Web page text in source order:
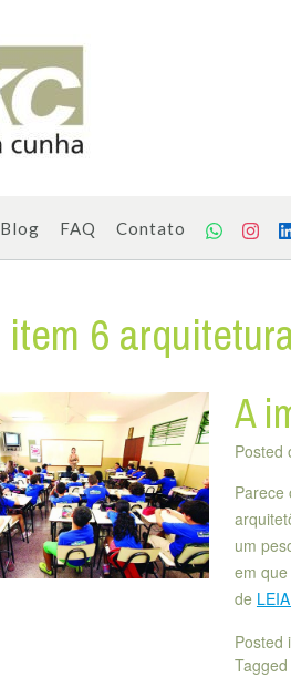
Blog FAQ Contato
item 6
A
Posted
Parece
um
em
de
Posted
Tagged